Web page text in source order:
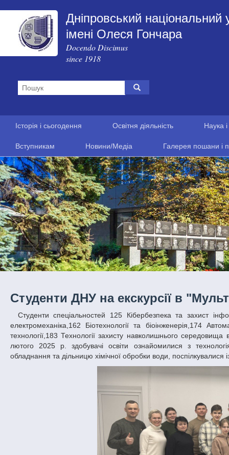
Дніпровський національний
імені Олеся Гончара
Docendo Discimus
since 1918
Історія і сьогодення Освітня діяльність Наука
Вступникам Новини/Медіа Галерея пошани і
Студенти ДНУ на екскурсії в
Студенти спеціальностей 125 Кібербезпека та захист інформації,131 Прикладна механіка,141 Електроенергетика, електротехніка та
електромеханіка,162 Біотехнології та біоінженерія,174
технології,183 Технології захисту навколишнього
лютого 2025 р. здобувачі освіти ознайомилися з
обладнання та дільницю хімічної обробки води, поспілкувалися